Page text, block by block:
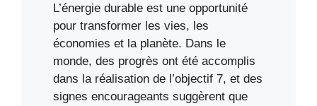
L’énergie durable est une opportunité
pour transformer les vies, les
économies et la planète. Dans le
monde, des progrès ont été accomplis
dans la réalisation de l’objectif 7, et des
signes encourageants suggèrent que